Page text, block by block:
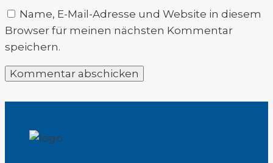
Name, E-Mail-Adresse und Website in diesem
Browser für meinen nächsten Kommentar
speichern.